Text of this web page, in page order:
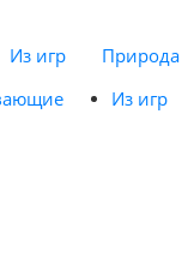
Из игр Природа
Из игр